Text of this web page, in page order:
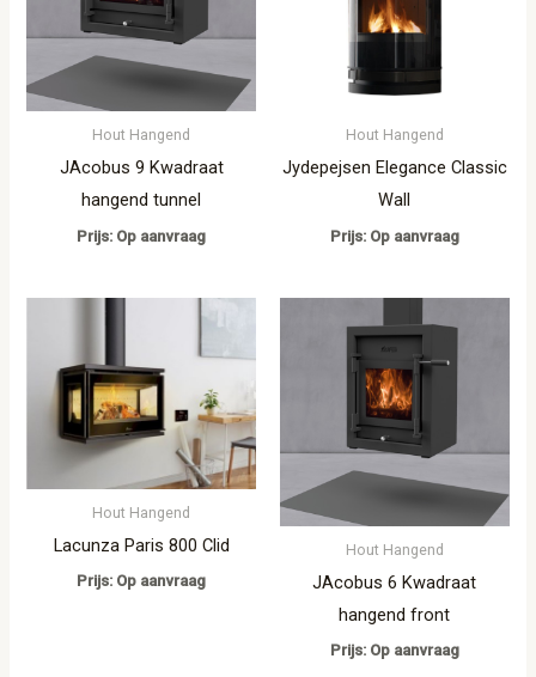
Hout Hangend
JAcobus 9 Kwadraat
hangend tunnel
Prijs: Op aanvraag
Hout Hangend
Jydepejsen Elegance Classic
Wall
Prijs: Op aanvraag
Hout Hangend
Lacunza Paris 800 Clid
Prijs: Op aanvraag
Hout Hangend
JAcobus 6 Kwadraat
hangend front
Prijs: Op aanvraag